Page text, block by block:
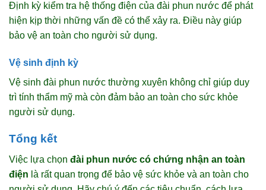
Định kỳ kiểm tra hệ thống điện của đài phun nước để phát
hiện kịp thời những vấn đề có thể xảy ra. Điều này giúp
bảo vệ an toàn cho người sử dụng.
Vệ sinh định kỳ
Vệ sinh đài phun nước thường xuyên không chỉ giúp duy
trì tính thẩm mỹ mà còn đảm bảo an toàn cho sức khỏe
người sử dụng.
Tổng kết
Việc lựa chọn đài phun nước có chứng nhận an toàn
điện là rất quan trọng để bảo vệ sức khỏe và an toàn cho